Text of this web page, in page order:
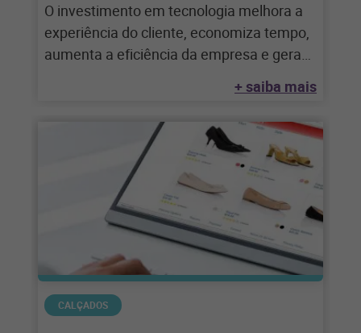
O investimento em tecnologia melhora a
experiência do cliente, economiza tempo,
aumenta a eficiência da empresa e gera
+ saiba mais
CALÇADOS